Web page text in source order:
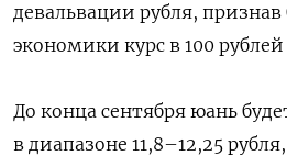
девальвации рубля,
экономики курс в 100 рублей
До конца сентября юань
в диапазоне 11,8–12,25